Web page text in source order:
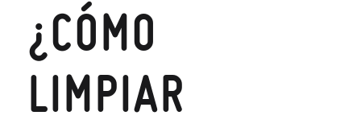
¿CÓMO
LIMPIAR